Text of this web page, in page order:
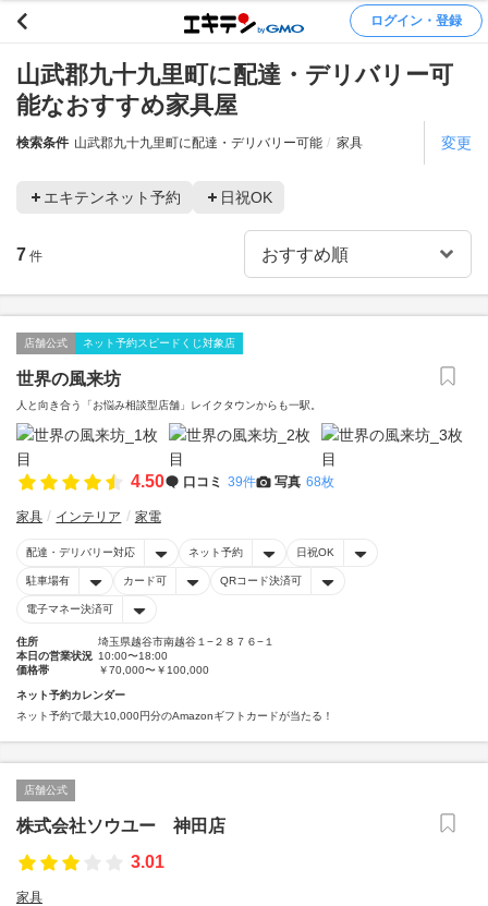
ログイン・登録
山武郡九十九里町に配達・デリバリー可
能なおすすめ家具屋
検索条件 山武郡九十九里町に配達・デリバリー可能 家具 変更
エキテンネット予約 日祝OK
7 件
店舗公式 ネット予約スピードくじ対象店
世界の風来坊
人と向き合う「お悩み相談型店舗」レイクタウンからも一駅。
4.50 口コミ 39件 写真 68枚
家具 インテリア 家電
配達・デリバリー対応 ネット予約 日祝OK
駐車場有 カード可 QRコード決済可
電子マネー決済可
住所
埼玉県越谷市南越谷１−２８７６−１
本日の営業状況 10:00〜18:00
価格帯
￥70,000〜￥100,000
ネット予約カレンダー
ネット予約で最大10,000円分のAmazonギフトカードが当たる！
店舗公式
株式会社ソウユー 神田店
3.01
家具